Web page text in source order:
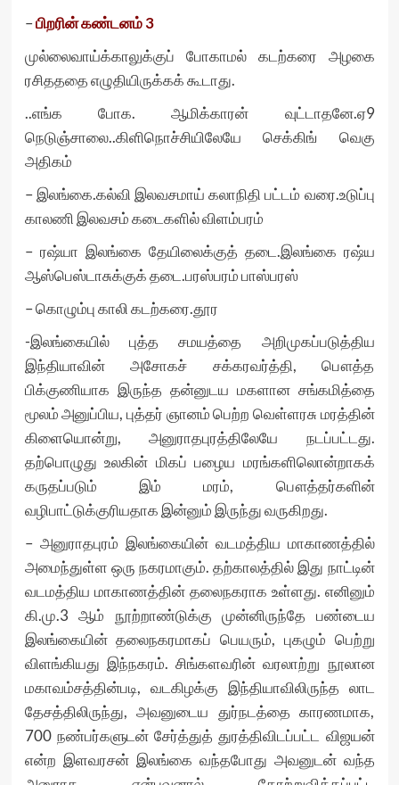
–பிறரின் கண்டனம் 3
முல்லைவாய்க்காலுக்குப் போகாமல் கடற்கரை அழகை
ரசிதததை எழுதியிருக்கக் கூடாது.
..எங்க போக. ஆமிக்காரன் வுட்டாதனே.ஏ9
நெடுஞ்சாலை..கிளிநொச்சியிலேயே செக்கிங் வெகு
அதிகம்
– இலங்கை.கல்வி இலவசமாய் கலாநிதி பட்டம் வரை.உடுப்பு
காலணி இலவசம் கடைகளில் விளம்பரம்
– ரஷ்யா இலங்கை தேயிலைக்குத் தடை.இலங்கை ரஷ்ய
ஆஸ்பெஸ்டாசுக்குக் தடை.பரஸ்பரம் பாஸ்பரஸ்
– கொழும்பு காலி கடற்கரை.தூர
-இலங்கையில் புத்த சமயத்தை அறிமுகப்படுத்திய
இந்தியாவின் அசோகச் சக்கரவர்த்தி, பௌத்த
பிக்குணியாக இருந்த தன்னுடய மகளான சங்கமித்தை
மூலம் அனுப்பிய, புத்தர் ஞானம் பெற்ற வெள்ளரசு மரத்தின்
கிளையொன்று, அனுராதபுரத்திலேயே நடப்பட்டது.
தற்பொழுது உலகின் மிகப் பழைய மரங்களிலொன்றாகக்
கருதப்படும் இம் மரம், பௌத்தர்களின்
வழிபாட்டுக்குரியதாக இன்னும் இருந்து வருகிறது.
– அனுராதபுரம் இலங்கையின் வடமத்திய மாகாணத்தில்
அமைந்துள்ள ஒரு நகரமாகும். தற்காலத்தில் இது நாட்டின்
வடமத்திய மாகாணத்தின் தலைநகராக உள்ளது. எனினும்
கி.மு.3 ஆம் நூற்றாண்டுக்கு முன்னிருந்தே பண்டைய
இலங்கையின் தலைநகரமாகப் பெயரும், புகழும் பெற்று
விளங்கியது இந்நகரம். சிங்களவரின் வரலாற்று நூலான
மகாவம்சத்தின்படி, வடகிழக்கு இந்தியாவிலிருந்த லாட
தேசத்திலிருந்து, அவனுடைய துர்நடத்தை காரணமாக,
700 நண்பர்களுடன் சேர்த்துத் துரத்திவிடப்பட்ட விஜயன்
என்ற இளவரசன் இலங்கை வந்தபோது அவனுடன் வந்த